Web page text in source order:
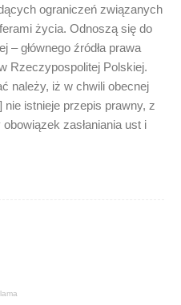
ograniczeń związanych
życia. Odnoszą się do
– głównego źródła prawa
Rzeczypospolitej Polskiej.
należy, iż w chwili obecnej
nie istnieje przepis prawny, z
zasłaniania ust i